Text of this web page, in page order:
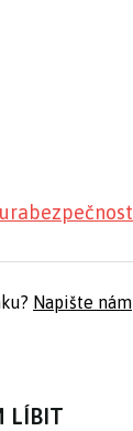
bezpečnost
Napište nám
LÍBIT